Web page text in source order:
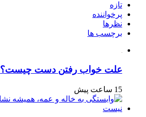
تازه
پرخواننده
نظرها
برچسب ها
علت خواب رفتن دست چیست؟
15 ساعت پیش